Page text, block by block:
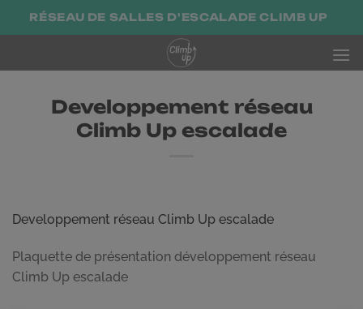
PasserRÉSEAU DE SALLES D'ESCALADE CLIMB UP
Developpement réseau
Climb Up escalade
Developpement réseau Climb Up escalade
Plaquette de présentation développement réseau
Climb Up escalade